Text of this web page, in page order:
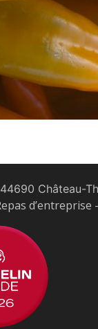
Château-
d’entreprise